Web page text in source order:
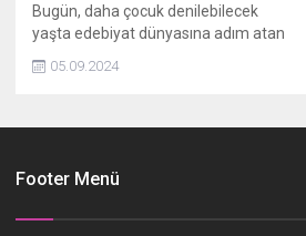
Bugün, daha çocuk denilebilecek
yaşta edebiyat dünyasına adım atan
sizlerle paylaşacağız. Henüz 13
da sosyal medyada vakit geçirirken
05.09.2024
Footer Menü